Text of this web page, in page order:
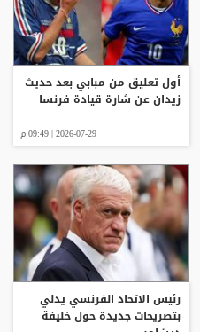
أول تعليق من مبابي بعد حديث
زيدان عن شارة قيادة فرنسا
2026-07-29 | 09:49 م
رئيس الاتحاد الفرنسي يدلي
بتصريحات جديدة حول خليفة